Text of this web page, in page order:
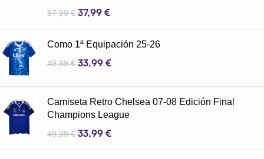
57,99€ 37,99 €
Como 1ª Equipación 25-26
49,99€ 33,99 €
Camiseta Retro Chelsea 07-08 Edición Final
Champions League
49,99€ 33,99 €